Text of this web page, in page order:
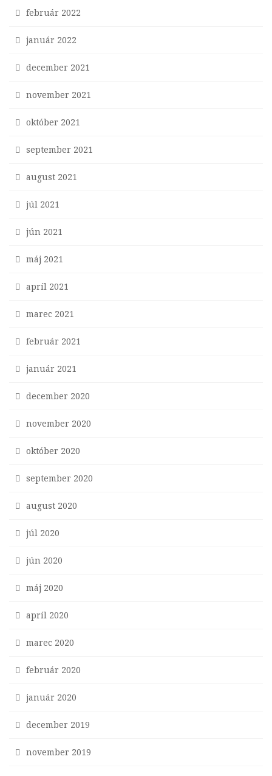
február 2022
január 2022
december 2021
november 2021
október 2021
september 2021
august 2021
júl 2021
jún 2021
máj 2021
apríl 2021
marec 2021
február 2021
január 2021
december 2020
november 2020
október 2020
september 2020
august 2020
júl 2020
jún 2020
máj 2020
apríl 2020
marec 2020
február 2020
január 2020
december 2019
november 2019